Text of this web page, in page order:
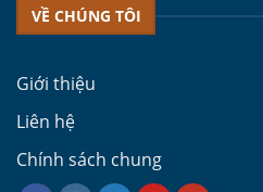
VỀ CHÚNG TÔI
Giới thiệu
Liên hệ
Chính sách chung